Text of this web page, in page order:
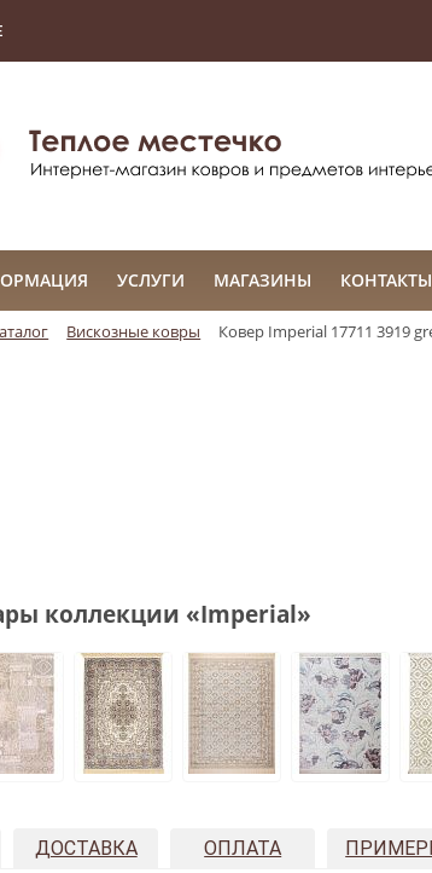
УСЛУГИ МАГАЗИНЫ КОНТАКТЫ
Вискозные ковры Ковер Imperial 17711 3919
коллекции «Imperial»
ДОСТАВКА ОПЛАТА